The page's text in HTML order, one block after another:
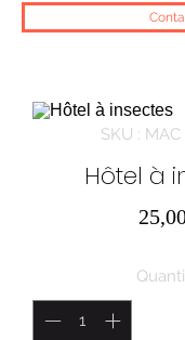
SKU : MAC
Hôtel à